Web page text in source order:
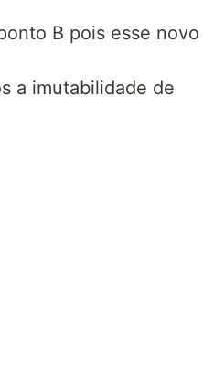
B pois esse novo
a imutabilidade de